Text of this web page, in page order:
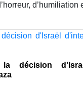
la décision